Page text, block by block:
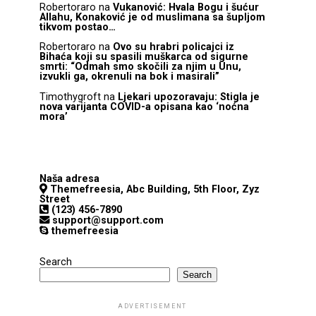
Robertoraro na Vukanović: Hvala Bogu i šućur
Allahu, Konaković je od muslimana sa šupljom
tikvom postao…
Robertoraro na Ovo su hrabri policajci iz
Bihaća koji su spasili muškarca od sigurne
smrti: “Odmah smo skočili za njim u Unu,
izvukli ga, okrenuli na bok i masirali”
Timothygroft na Ljekari upozoravaju: Stigla je
nova varijanta COVID-a opisana kao ‘noćna
mora’
Naša adresa
Themefreesia, Abc Building, 5th Floor, Zyz
Street
(123) 456-7890
support@support.com
themefreesia
Search
Search
ADVERTISEMENT